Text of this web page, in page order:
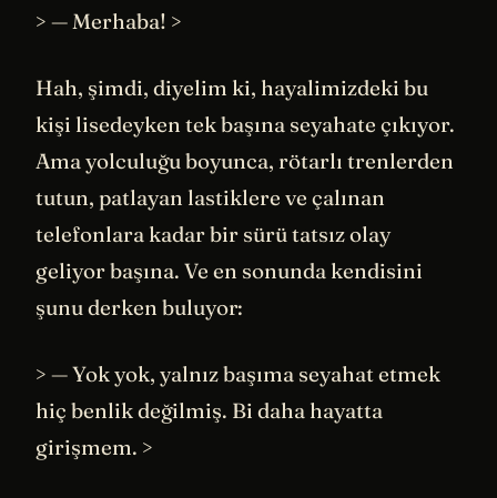
> — Merhaba! >
Hah, şimdi, diyelim ki, hayalimizdeki bu
kişi lisedeyken tek başına seyahate çıkıyor.
Ama yolculuğu boyunca, rötarlı trenlerden
tutun, patlayan lastiklere ve çalınan
telefonlara kadar bir sürü tatsız olay
geliyor başına. Ve en sonunda kendisini
şunu derken buluyor:
> — Yok yok, yalnız başıma seyahat etmek
hiç benlik değilmiş. Bi daha hayatta
girişmem. >